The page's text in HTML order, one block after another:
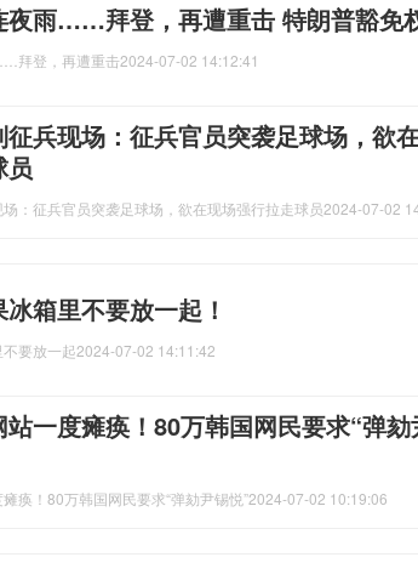
夜雨……拜登，再遭重击 特朗普豁免
拜登，再遭重击2024-07-02 14:12:41
兵现场：征兵官员突袭足球场，欲
员
：征兵官员突袭足球场，欲在现场强行拉走球员2024-07-02
箱里不要放一起！
要放一起2024-07-02 14:11:42
站一度瘫痪！80万韩国网民要求“弹劾
痪！80万韩国网民要求“弹劾尹锡悦”2024-07-02 10:19:06